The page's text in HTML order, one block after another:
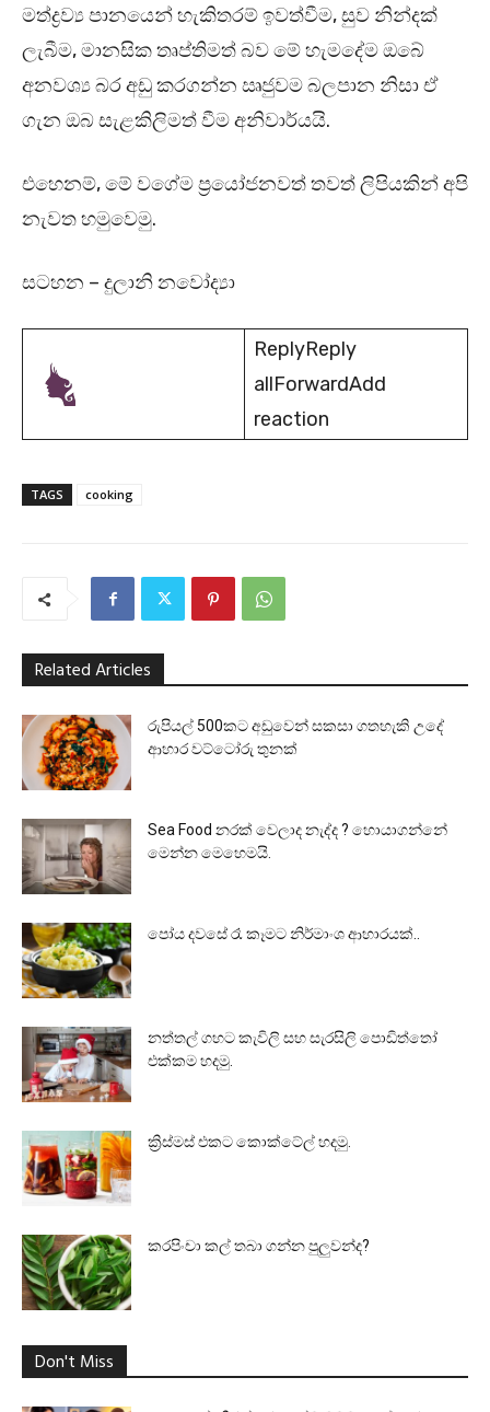
මත්ද්‍රව්‍ය පානයෙන් හැකිතරම් ඉවත්වීම, සුව නින්දක්
ලැබීම, මානසික තෘප්තිමත් බව මේ හැමදේම ඔබේ
අනවශ්‍ය බර අඩු කරගන්න ඍජුවම බලපාන නිසා ඒ
ගැන ඔබ සැළකිලිමත් වීම අනිවාර්යයි.
එහෙනම්, මේ වගේම ප්‍රයෝජනවත් තවත් ලිපියකින් අපි
නැවත හමුවෙමු.
සටහන – දුලානි නවෝද්‍යා
ReplyReply
allForwardAdd
reaction
TAGS cooking
Related Articles
රුපියල් 500කට අඩුවෙන් සකසා ගතහැකි උදේ
ආහාර වට්ටෝරු තුනක්
Sea Food නරක් වෙලාද නැද්ද ? හොයාගන්නේ
මෙන්න මෙහෙමයි.
පෝය දවසේ රෑ කෑමට නිර්මාංශ ආහාරයක්..
නත්තල් ගහට කැවිලි සහ සැරසිලි පොඩිත්තෝ
එක්කම හදමු.
ක්‍රිස්මස් එකට කොක්ටේල් හදමු.
කරපිංචා කල් තබා ගන්න පුලුවන්ද?
Don't Miss